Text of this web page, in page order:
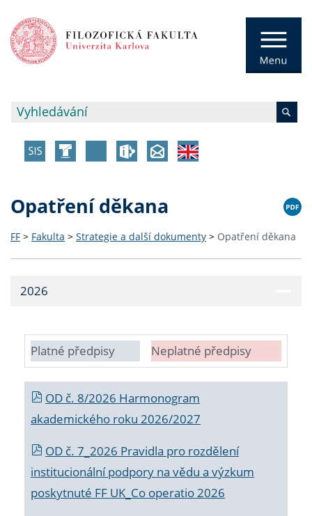
Opatření děkana
FF > Fakulta > Strategie a další dokumenty > Opatření děkana
2026
Platné předpisy Neplatné předpisy
OD č. 8/2026 Harmonogram
akademického roku 2026/2027
OD č. 7_2026 Pravidla pro rozdělení
institucionální podpory na vědu a výzkum
poskytnuté FF UK_Co operatio 2026